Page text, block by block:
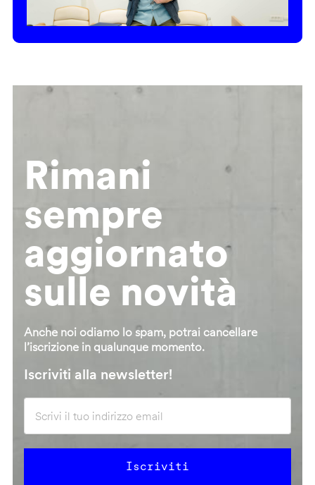
Rimani
sempre
aggiornato
sulle novità
Anche noi odiamo lo spam, potrai cancellare
l’iscrizione in qualunque momento.
Iscriviti alla newsletter!